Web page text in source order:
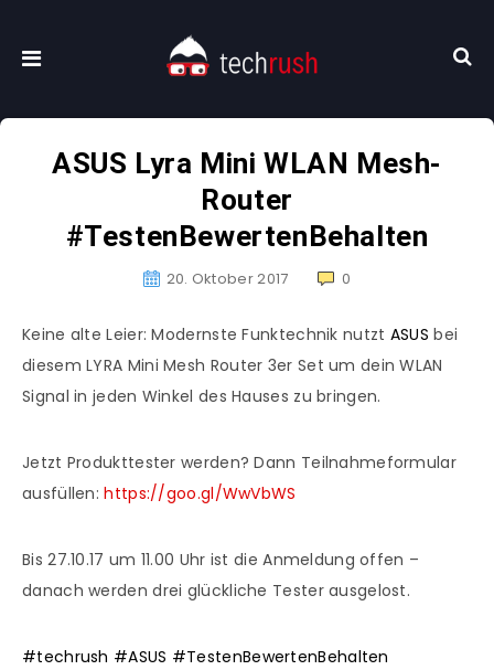
ASUS Lyra Mini WLAN Mesh-
Router
#TestenBewertenBehalten
20. Oktober 2017 0
Keine alte Leier: Modernste Funktechnik nutzt ASUS bei
diesem LYRA Mini Mesh Router 3er Set um dein WLAN
Signal in jeden Winkel des Hauses zu bringen.
Jetzt Produkttester werden? Dann Teilnahmeformular
ausfüllen:https://goo.gl/WwVbWS
Bis 27.10.17 um 11.00 Uhr ist die Anmeldung offen –
danach werden drei glückliche Tester ausgelost.
#techrush #ASUS #TestenBewertenBehalten